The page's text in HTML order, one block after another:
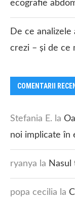
ecografie
De ce
crezi – și de ce
COMENTARII
Stefania E. la
noi implicate în
ryanya la
popa cecilia la